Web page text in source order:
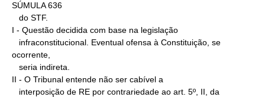
SÚMULA 636
I - Questão decidida com base na legislação
ocorrente,
II - O Tribunal entende não ser cabível a